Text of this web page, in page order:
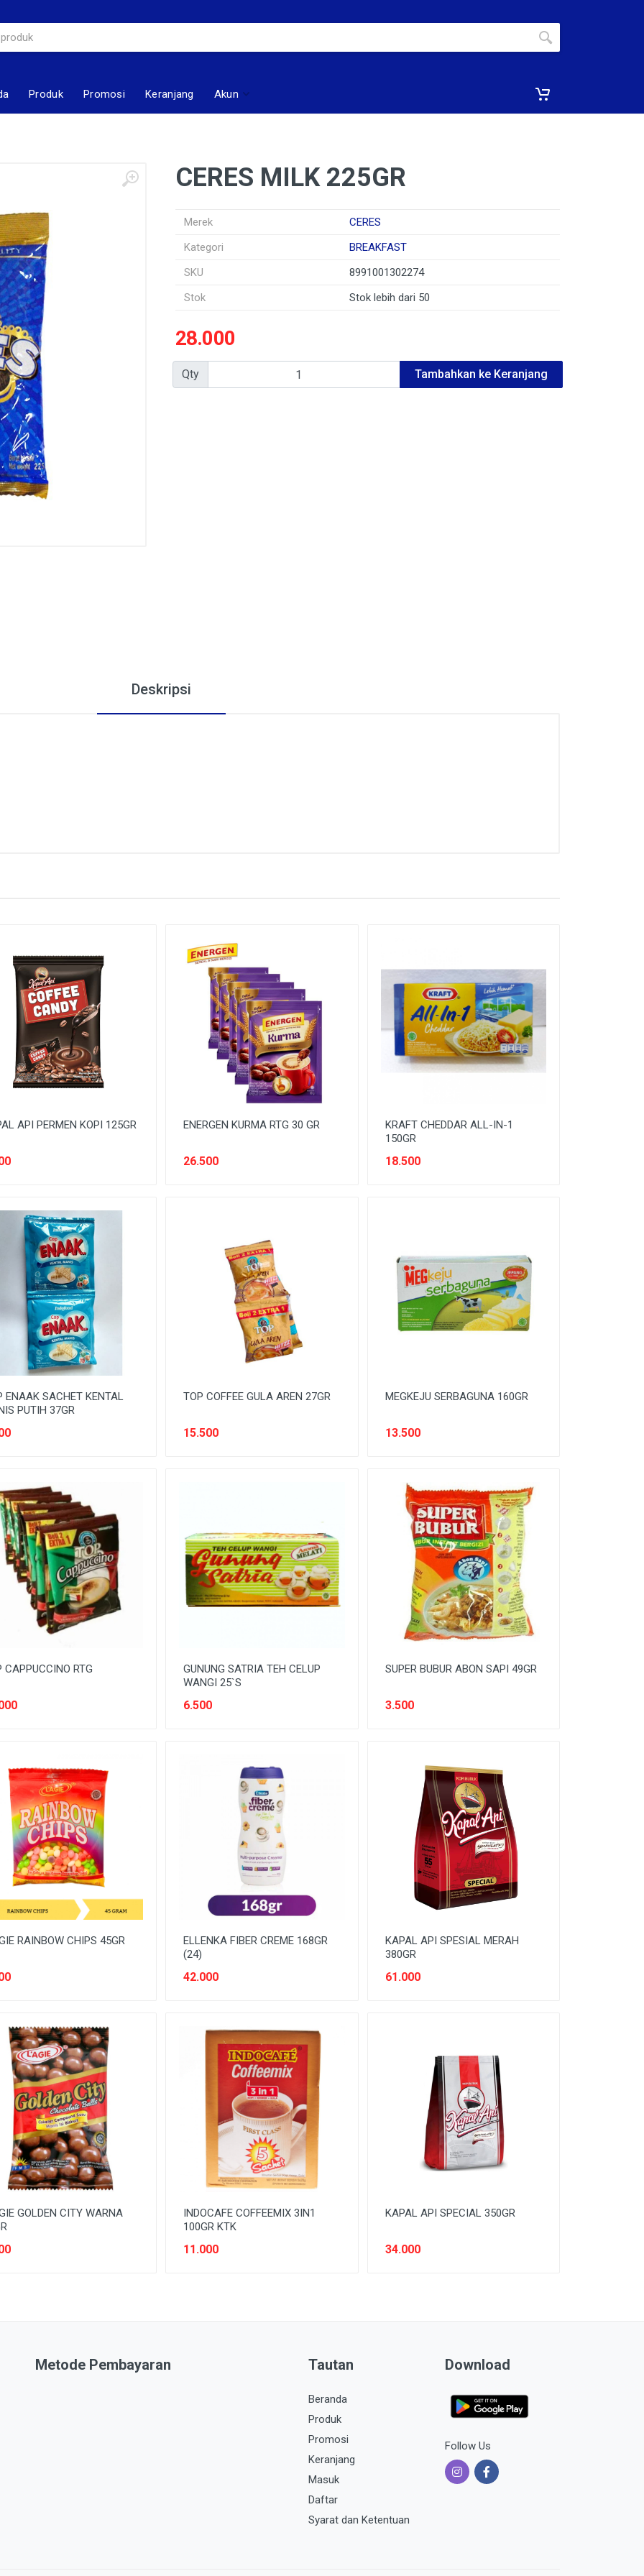
Produk Promosi Keranjang Akun
CERES MILK 225GR
Merek
CERES
Kategori
BREAKFAST
SKU
8991001302274
Stok
Stok lebih dari 50
28.000
Qty Tambahkan ke Keranjang
Deskripsi
API PERMEN KOPI 125GR ENERGEN KURMA RTG 30 GR
26.500
KRAFT CHEDDAR ALL-IN-1
150GR
18.500
ENAAK SACHET KENTAL
PUTIH 37GR
TOP COFFEE GULA AREN 27GR
15.500
MEGKEJU SERBAGUNA 160GR
13.500
CAPPUCCINO RTG
GUNUNG SATRIA TEH CELUP
WANGI 25`S
6.500
SUPER BUBUR ABON SAPI 49GR
3.500
RAINBOW CHIPS 45GR
ELLENKA FIBER CREME 168GR
(24)
42.000
KAPAL API SPESIAL MERAH
380GR
61.000
GOLDEN CITY WARNA
INDOCAFE COFFEEMIX 3IN1
100GR KTK
11.000
KAPAL API SPECIAL 350GR
34.000
Metode Pembayaran Tautan
Beranda
Produk
Promosi
Keranjang
Masuk
Daftar
Syarat dan Ketentuan
Download
Follow Us